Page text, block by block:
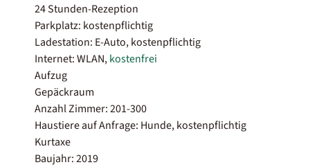
24 Stunden-Rezeption
Parkplatz: kostenpflichtig
Ladestation: E-Auto, kostenpflichtig
Internet: WLAN,kostenfrei
Aufzug
Gepäckraum
Anzahl Zimmer: 201-300
Haustiere auf Anfrage: Hunde, kostenpflichtig
Kurtaxe
Baujahr: 2019